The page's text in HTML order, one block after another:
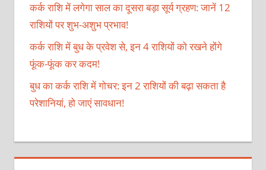
कर्क राशि में लगेगा साल का दूसरा बड़ा सूर्य ग्रहण: जानें 12
राशियों पर शुभ-अशुभ प्रभाव!
कर्क राशि में बुध के प्रवेश से, इन 4 राशियों को रखने होंगे
फूंक-फूंक कर कदम!
बुध का कर्क राशि में गोचर: इन 2 राशियों की बढ़ा सकता है
परेशानियां, हो जाएं सावधान!